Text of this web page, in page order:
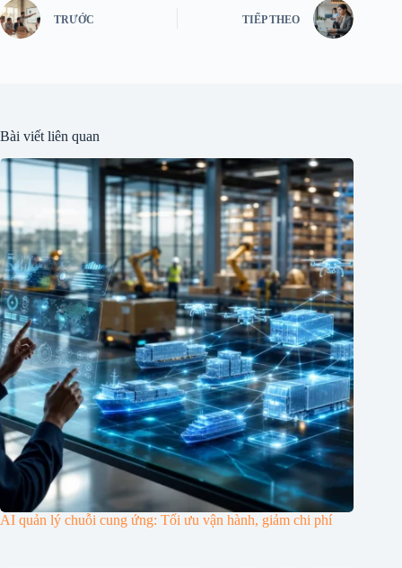
TRƯỚC TIẾP THEO
Bài viết liên quan
AI quản lý chuỗi cung ứng: Tối ưu vận hành, giảm chi phí